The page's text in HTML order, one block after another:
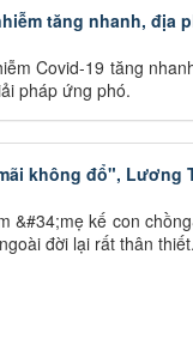
tăng nhanh,
Covid-19 tăng
pháp ứng phó.
không đổ",
&#34;mẹ kế con
đời lại rất thân